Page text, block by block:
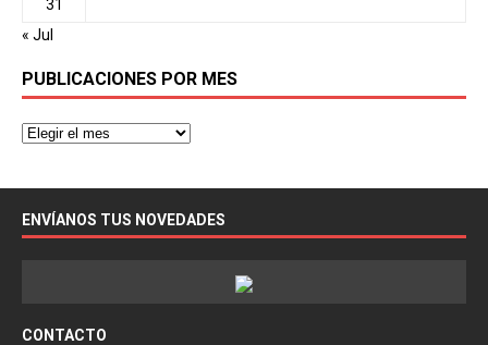
31
« Jul
PUBLICACIONES POR MES
ENVÍANOS TUS NOVEDADES
CONTACTO